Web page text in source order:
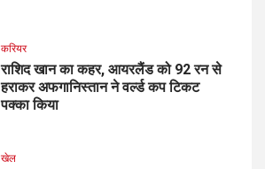
करियर
राशिद खान का कहर, आयरलैंड को 92 रन से
हराकर अफगानिस्तान ने वर्ल्ड कप टिकट
पक्का किया
खेल